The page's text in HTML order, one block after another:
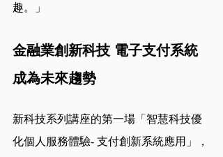
趣。」
金融業創新科技 電子支付系統
成為未來趨勢
新科技系列講座的第一場「智慧科技優
化個人服務體驗- 支付創新系統應用」，